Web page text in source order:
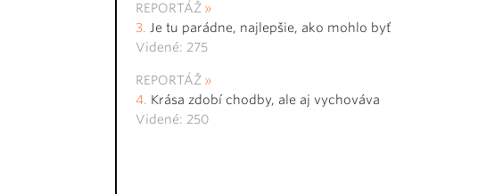
REPORTÁŽ
Je tu parádne, najlepšie, ako mohlo byť
Videné: 275
REPORTÁŽ
Krása zdobí chodby, ale aj vychováva
Videné: 250